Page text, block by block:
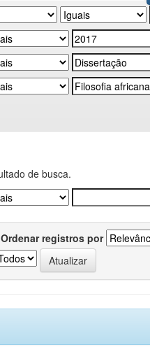
de busca.
Ordenar registros por